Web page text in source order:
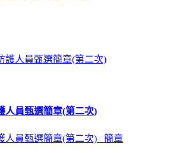
人員甄選簡章(第二次)
人員甄選簡章(第二次) 簡章